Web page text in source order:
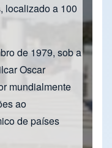
localizado a 100
de 1979, sob a
Oscar
mundialmente
ao
de países